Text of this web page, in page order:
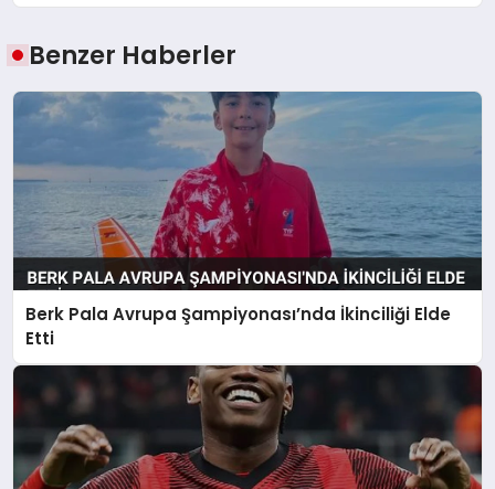
Benzer Haberler
Berk Pala Avrupa Şampiyonası’nda İkinciliği Elde
Etti